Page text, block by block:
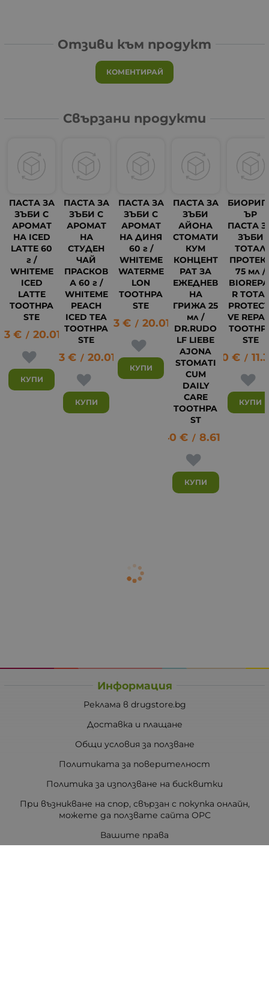
Отзиви към продукт
КОМЕНТИРАЙ
Свързани продукти
ПАСТА ЗА
ЗЪБИ С
АРОМАТ
НА ICED
LATTE 60
г /
WHITEME
ICED
LATTE
TOOTHPA
STE
€ / 20.01 лв.
КУПИ
ПАСТА ЗА
ЗЪБИ С
АРОМАТ
НА
СТУДЕН
ЧАЙ
ПРАСКОВ
А 60 г /
WHITEME
PEACH
ICED TEA
TOOTHPA
STE
10.23 € / 20.01 лв.
КУПИ
ПАСТА ЗА
ЗЪБИ С
АРОМАТ
НА ДИНЯ
60 г /
WHITEME
WATERME
LON
TOOTHPA
STE
10.23 € / 20.01 лв.
КУПИ
ПАСТА ЗА
ЗЪБИ
АЙОНА
СТОМАТИ
КУМ
КОНЦЕНТ
РАТ ЗА
ЕЖЕДНЕВ
НА
ГРИЖА 25
мл /
DR.RUDO
LF LIEBE
AJONA
STOMATI
CUM
DAILY
CARE
TOOTHPA
ST
4.40 € / 8.61
КУПИ
ЪР
ПАСТА
ЗЪБИ
ТОТАЛ
75 мл /
R TOTAL
VE
STE
5.80 € /
КУПИ
Информация
Реклама в drugstore.bg
Доставка и плащане
Общи условия за ползване
Политиката за поверителност
Политика за използване на бисквитки
При възникване на спор, свързан с покупка онлайн,
можете да ползвате сайта ОРС
Вашите права